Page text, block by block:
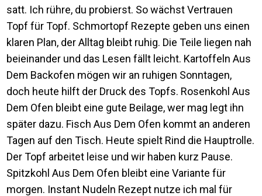
satt. Ich rühre, du probierst. So wächst Vertrauen
Topf für Topf. Schmortopf Rezepte geben uns einen
klaren Plan, der Alltag bleibt ruhig. Die Teile liegen nah
beieinander und das Lesen fällt leicht. Kartoffeln Aus
Dem Backofen mögen wir an ruhigen Sonntagen,
doch heute hilft der Druck des Topfs. Rosenkohl Aus
Dem Ofen bleibt eine gute Beilage, wer mag legt ihn
später dazu. Fisch Aus Dem Ofen kommt an anderen
Tagen auf den Tisch. Heute spielt Rind die Hauptrolle.
Der Topf arbeitet leise und wir haben kurz Pause.
Spitzkohl Aus Dem Ofen bleibt eine Variante für
morgen. Instant Nudeln Rezept nutze ich mal für